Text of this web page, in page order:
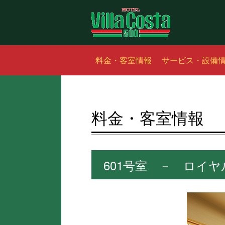
料金・客室情報 サービス・設備
料金・客室情報
601号室 － ロイヤ